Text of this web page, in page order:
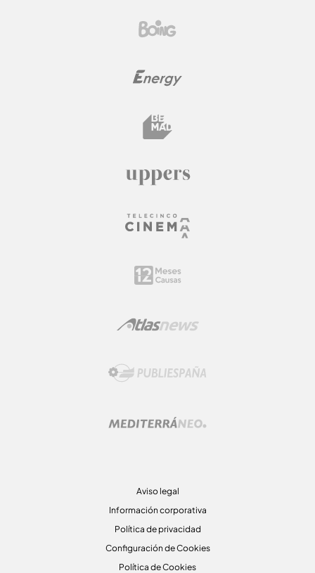
Aviso legal
Información corporativa
Política de privacidad
Configuración de Cookies
Política de Cookies